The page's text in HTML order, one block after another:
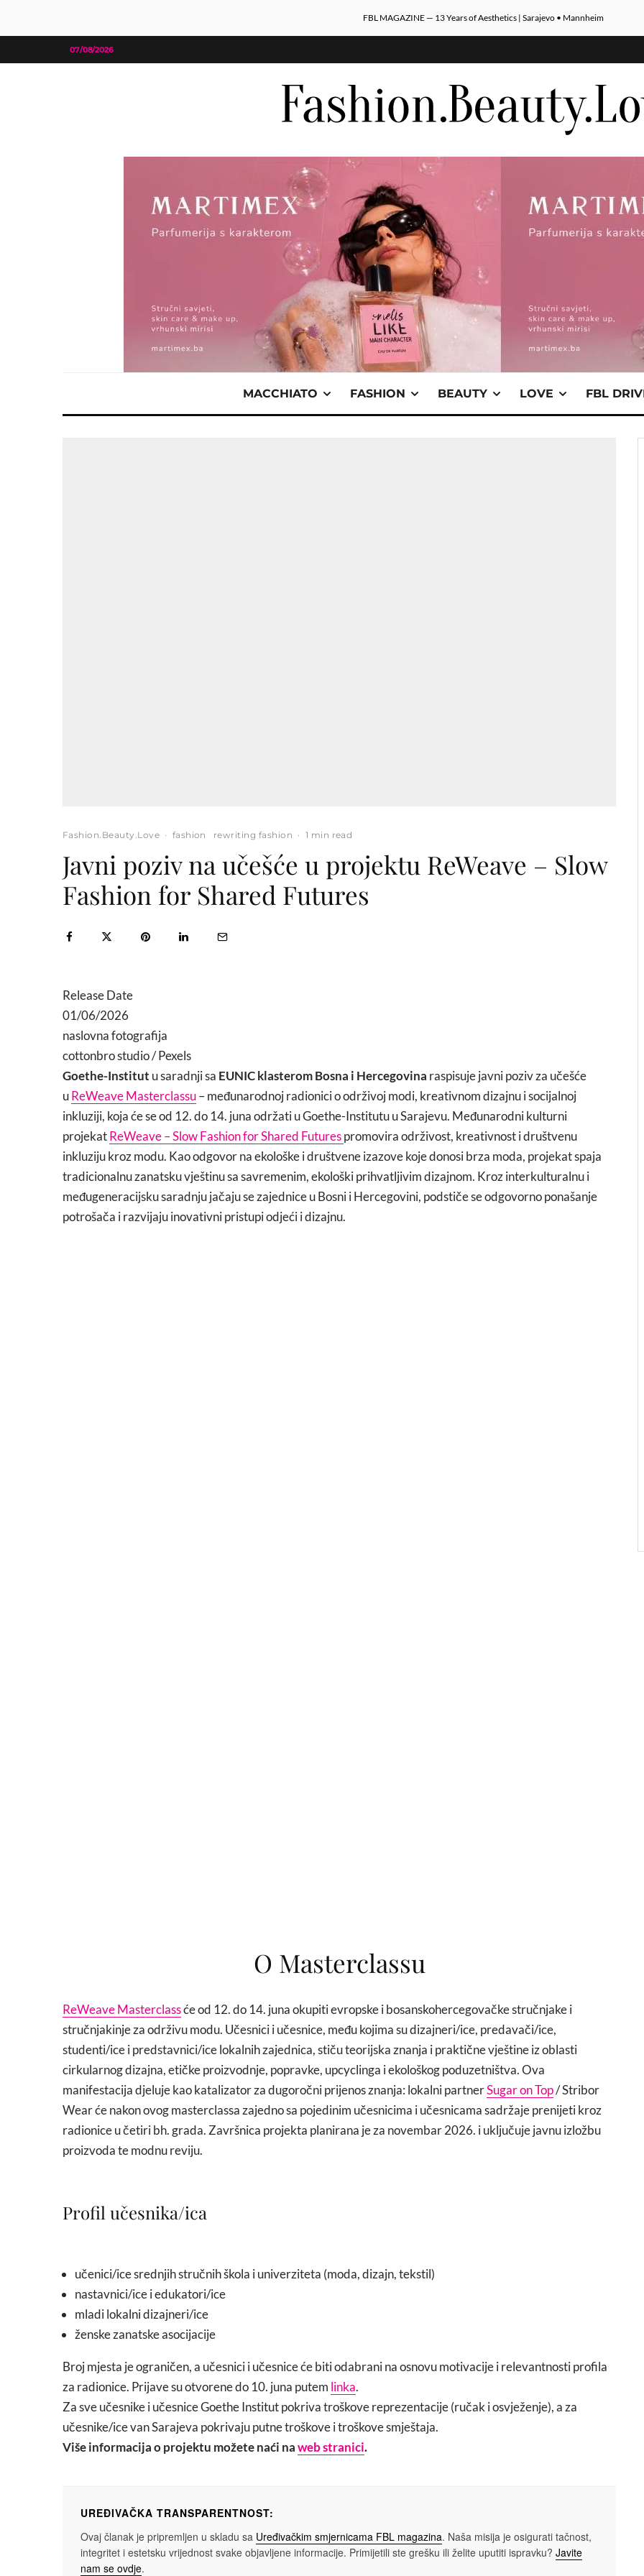
FBL MAGAZINE — 13 Years of Aesthetics | Sarajevo • Mannheim
07/08/2026
MACCHIATO FASHION BEAUTY LOVE FBL
Fashion.Beauty.Love · fashion rewriting fashion · 1 min read
Javni poziv na učešće u projektu ReWeave – Slow
Fashion for Shared Futures
Release Date
01/06/2026
naslovna fotografija
cottonbro studio / Pexels
Goethe-Institut u saradnji sa EUNIC klasterom Bosna i Hercegovina raspisuje javni poziv za učešće
uReWeave Masterclassu– međunarodnoj radionici o održivoj modi, kreativnom dizajnu i socijalnoj
inkluziji, koja će se od 12. do 14. juna održati u Goethe-Institutu u Sarajevu. Međunarodni kulturni
projekatReWeave – Slow Fashion for Shared Futurespromovira održivost, kreativnost i društvenu
inkluziju kroz modu. Kao odgovor na ekološke i društvene izazove koje donosi brza moda, projekat spaja
tradicionalnu zanatsku vještinu sa savremenim, ekološki prihvatljivim dizajnom. Kroz interkulturalnu i
međugeneracijsku saradnju jačaju se zajednice u Bosni i Hercegovini, podstiče se odgovorno ponašanje
potrošača i razvijaju inovativni pristupi odjeći i dizajnu.
O Masterclassu
ReWeave Masterclassće od 12. do 14. juna okupiti evropske i bosanskohercegovačke stručnjake i
stručnjakinje za održivu modu. Učesnici i učesnice, među kojima su dizajneri/ice, predavači/ice,
studenti/ice i predstavnici/ice lokalnih zajednica, stiču teorijska znanja i praktične vještine iz oblasti
cirkularnog dizajna, etičke proizvodnje, popravke, upcyclinga i ekološkog poduzetništva. Ova
manifestacija djeluje kao katalizator za dugoročni prijenos znanja: lokalni partnerSugar on Top/ Stribor
Wear će nakon ovog masterclassa zajedno sa pojedinim učesnicima i učesnicama sadržaje prenijeti kroz
radionice u četiri bh. grada. Završnica projekta planirana je za novembar 2026. i uključuje javnu izložbu
proizvoda te modnu reviju.
Profil učesnika/ica
učenici/ice srednjih stručnih škola i univerziteta (moda, dizajn, tekstil)
nastavnici/ice i edukatori/ice
mladi lokalni dizajneri/ice
ženske zanatske asocijacije
Broj mjesta je ograničen, a učesnici i učesnice će biti odabrani na osnovu motivacije i relevantnosti profila
za radionice. Prijave su otvorene do 10. juna putem linka.
Za sve učesnike i učesnice Goethe Institut pokriva troškove reprezentacije (ručak i osvježenje), a za
učesnike/ice van Sarajeva pokrivaju putne troškove i troškove smještaja.
Više informacija o projektu možete naći naweb stranici.
UREĐIVAČKA TRANSPARENTNOST:
Ovaj članak je pripremljen u skladu sa Uređivačkim smjernicama FBL magazina. Naša misija je osigurati tačnost,
integritet i estetsku vrijednost svake objavljene informacije. Primijetili ste grešku ili želite uputiti ispravku? Javite
nam se ovdje.